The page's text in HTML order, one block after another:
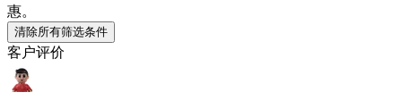
惠。
清除所有筛选条件
客户评价